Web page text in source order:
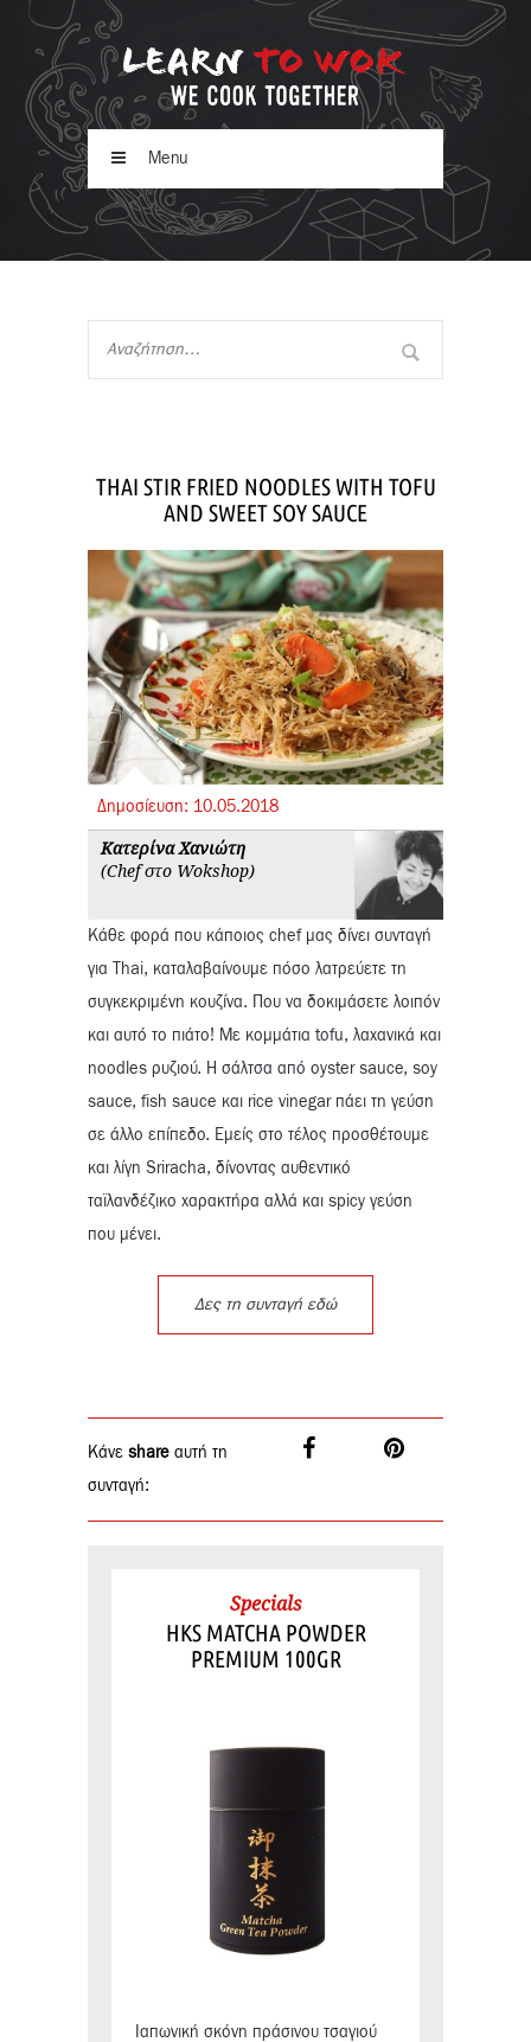
Menu
THAI STIR FRIED NOODLES WITH TOFU
AND SWEET SOY SAUCE
Δημοσίευση: 10.05.2018
Κατερίνα Χανιώτη
(Chef στο Wokshop)
Κάθε φορά που κάποιος chef μας δίνει συνταγή
για Thai, καταλαβαίνουμε πόσο λατρεύετε τη
συγκεκριμένη κουζίνα. Που να δοκιμάσετε λοιπόν
και αυτό το πιάτο! Με κομμάτια tofu, λαχανικά και
noodles ρυζιού. Η σάλτσα από oyster sauce, soy
sauce, fish sauce και rice vinegar πάει τη γεύση
σε άλλο επίπεδο. Εμείς στο τέλος προσθέτουμε
και λίγη Sriracha, δίνοντας αυθεντικό
ταϊλανδέζικο χαρακτήρα αλλά και spicy γεύση
που μένει.
Δες τη συνταγή εδώ
Κάνε share αυτή τη
συνταγή:
Specials
HKS MATCHA POWDER
PREMIUM 100GR
Ιαπωνική σκόνη πράσινου τσαγιού